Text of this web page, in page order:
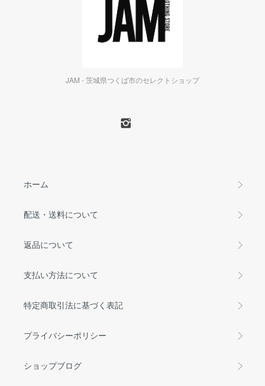
JAM - 茨城県つくば市のセレクトショップ
ホーム
配送・送料について
返品について
支払い方法について
特定商取引法に基づく表記
プライバシーポリシー
ショップブログ